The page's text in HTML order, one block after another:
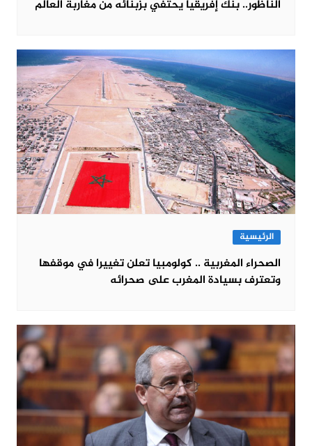
الناظور.. بنك إفريقيا يحتفي بزبنائه من مغاربة العالم
الرئيسية
الصحراء المغربية .. كولومبيا تعلن تغييرا في موقفها
وتعترف بسيادة المغرب على صحرائه